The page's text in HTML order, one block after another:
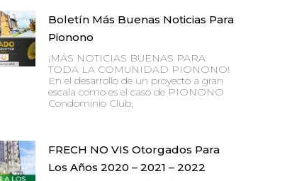
Boletín Más Buenas Noticias Para
Pionono
¡MÁS NOTICIAS BUENAS PARA
TODA LA COMUNIDAD PIONONO!
En el desarrollo de un proyecto a gran
escala como es el caso de PIONONO
Condominio Club,
FRECH NO VIS Otorgados Para
Los Años 2020 – 2021 – 2022